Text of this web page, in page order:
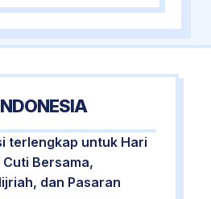
terlengkap untuk Hari
Bersama,
dan Pasaran